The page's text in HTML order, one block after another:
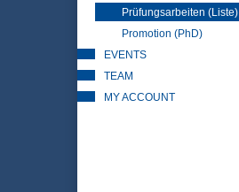
Prüfungsarbeiten (Liste)
Promotion (PhD)
EVENTS
TEAM
MY ACCOUNT